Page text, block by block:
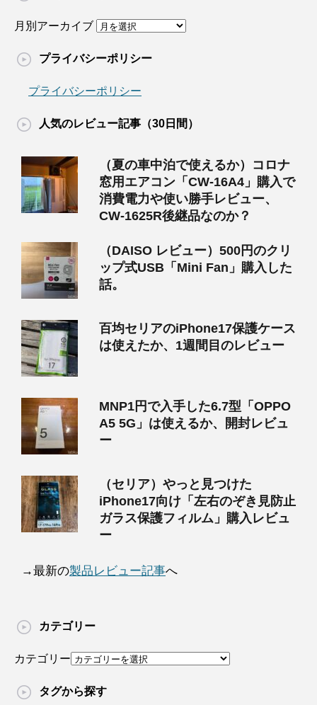
月別アーカイブ
プライバシーポリシー
プライバシーポリシー
人気のレビュー記事（30日間）
（夏の車中泊で使えるか）コロナ
窓用エアコン「CW-16A4」購入で
消費電力や使い勝手レビュー、
CW-1625R後継品なのか？
（DAISO レビュー）500円のクリ
ップ式USB「Mini Fan」購入した
話。
百均セリアのiPhone17保護ケース
は使えたか、1週間目のレビュー
MNP1円で入手した6.7型「OPPO
A5 5G」は使えるか、開封レビュ
ー
（セリア）やっと見つけた
iPhone17向け「左右のぞき見防止
ガラス保護フィルム」購入レビュ
ー
→最新の製品レビュー記事へ
カテゴリー
カテゴリー
タグから探す